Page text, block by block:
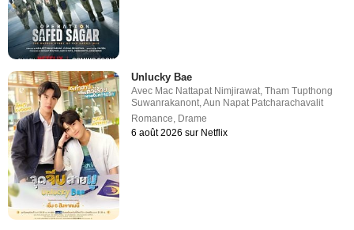
Unlucky Bae
Avec Mac Nattapat Nimjirawat ,Tham Tupthong
Suwanrakanont ,Aun Napat Patcharachavalit
Romance Drame
6 août 2026 sur Netflix